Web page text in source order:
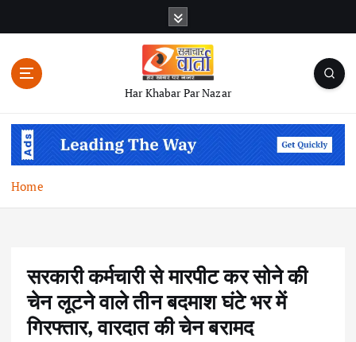
n
Har Khabar Par Nazar
Home
सरकारी कर्मचारी से मारपीट कर सोने की
चेन लूटने वाले तीन बदमाश घंटे भर में
गिरफ्तार, वारदात की चेन बरामद